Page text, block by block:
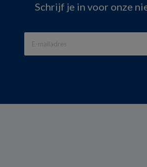
Schrijf je in voor onze